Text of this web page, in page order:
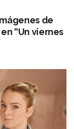
de
“Un viernes